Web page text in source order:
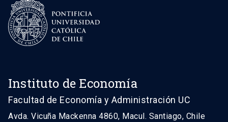
Instituto de Economía
Facultad de Economía y Administración UC
Avda. Vicuña Mackenna 4860, Macul. Santiago, Chile